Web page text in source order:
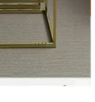
ve dayanıklılık ön planda.
tamamlayın, ayak
ve fonksiyonelliği bir araya
seçimlerle yaşam